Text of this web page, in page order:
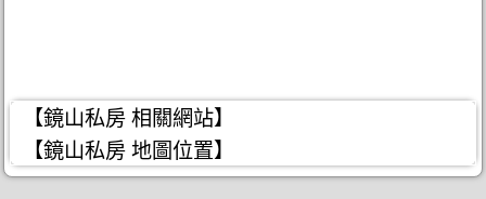
【鏡山私房 相關網站】
【鏡山私房 地圖位置】